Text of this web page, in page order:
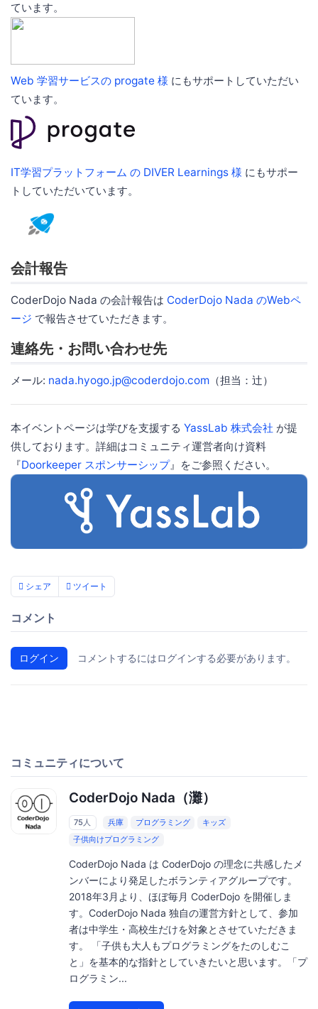
ています。
Web 学習サービスの progate 様 にもサポートしていただい
ています。
IT学習プラットフォーム の DIVER Learnings 様 にもサポー
トしていただいています。
会計報告
CoderDojo Nada の会計報告は CoderDojo Nada のWebペ
ージ で報告させていただきます。
連絡先・お問い合わせ先
メール: nada.hyogo.jp@coderdojo.com （担当：辻）
本イベントページは学びを支援する YassLab 株式会社 が提
供しております。詳細はコミュニティ運営者向け資料
『Doorkeeper スポンサーシップ』をご参照ください。
シェア ツイート
コメント
ログイン コメントするにはログインする必要があります。
コミュニティについて
CoderDojo Nada（灘）
75人 兵庫 プログラミング
キッズ
子供向けプログラミング
CoderDojo Nada は CoderDojo の理念に共感したメ
ンバーにより発足したボランティアグループです。
2018年3月より、ほぼ毎月 CoderDojo を開催しま
す。CoderDojo Nada 独自の運営方針として、参加
者は中学生・高校生だけを対象とさせていただきま
す。 「子供も大人もプログラミングをたのしむこ
と」を基本的な指針としていきたいと思います。「プ
ログラミン...